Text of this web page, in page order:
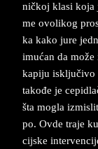
ničkoj kla­si koja
me ovo­li­kog
ka ka­ko ­ju­re­
imućan da
ka­pi­ju isključivo
takođe je
šta mo­gla
po. Ovde tra­je
cij­ske